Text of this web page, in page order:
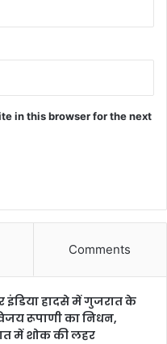
in this browser for the next
Comments
इंडिया हादसे में गुजरात के
रूपाणी का निधन,
में शोक की लहर